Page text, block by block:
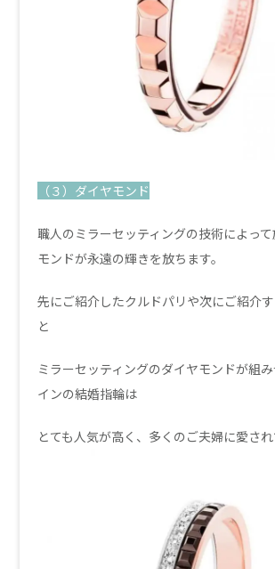
（３）ダイヤモンド
職人のミラーセッティングの技術によっ
モンドが永遠の輝きを放ちます。
先にご紹介したクルドパリや次にご紹介
と
ミラーセッティングのダイヤモンドが組
インの結婚指輪は
とても人気が高く、多くのご夫婦に愛さ